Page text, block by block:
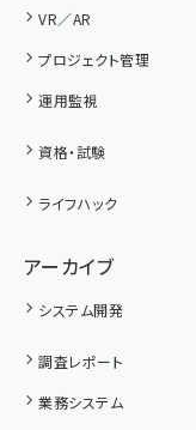
VR／AR
プロジェクト管理
運用監視
資格・試験
ライフハック
アーカイブ
システム開発
調査レポート
業務システム